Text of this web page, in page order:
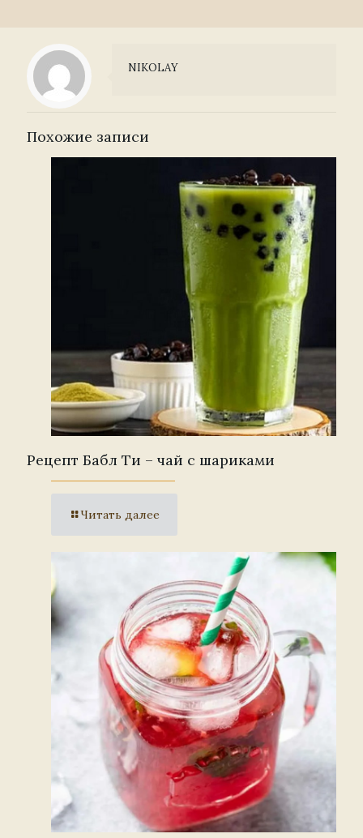
NIKOLAY
Похожие записи
Рецепт Бабл Ти – чай с шариками
Читать далее